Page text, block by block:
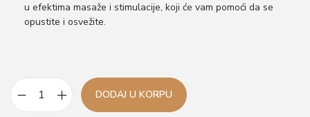
u efektima masaže i stimulacije, koji će vam pomoći da se
opustite i osvežite.
DODAJ U KORPU